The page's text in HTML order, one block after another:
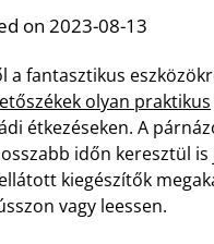
on 2023-08-13
fantasztikus
olyan praktikus
étkezéseken. A
időn keresztül is
kiegészítők
vagy leessen.